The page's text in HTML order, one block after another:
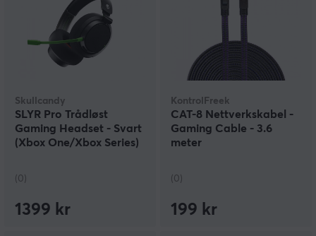
Skullcandy
SLYR Pro Trådløst
Gaming Headset - Svart
(Xbox One/Xbox Series)
(0)
1399 kr
KontrolFreek
CAT-8 Nettverkskabel -
Gaming Cable - 3.6
meter
(0)
199 kr